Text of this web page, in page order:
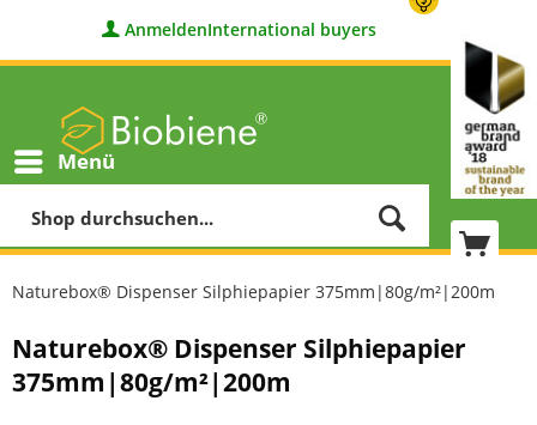
AnmeldenInternational buyers
Menü
Naturebox® Dispenser Silphiepapier 375mm|80g/m²|200m
Naturebox® Dispenser Silphiepapier
375mm|80g/m²|200m